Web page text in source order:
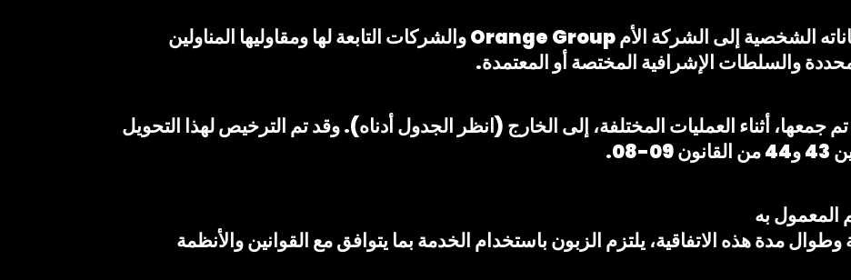
ويوافق العميل أيضًا على إرسال بياناته الشخصية إلى الشركة الأم Orange Group والشركات التابعة لها ومقاوليها المناولين
والسلطات الإشرافية المختصة أو المعتمدة.
جمعها، أثناء العمليات المختلفة، إلى الخارج (انظر الجدول أدناه). وقد تم الترخيص لهذا التحويل
مدة هذه الاتفاقية، يلتزم الزبون باستخدام الخدمة بما يتوافق مع القوانين والأنظمة